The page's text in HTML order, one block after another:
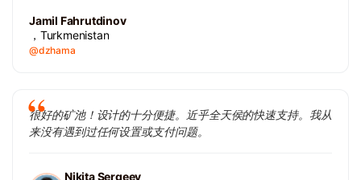
Jamil Fahrutdinov
，Turkmenistan
@dzhama
很好的矿池！设计的十分便捷。近乎全天侯的快速支持。我从
来没有遇到过任何设置或支付问题。
Nikita Sergeev